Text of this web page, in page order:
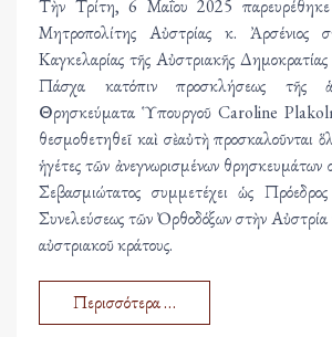
Τὴν Τρίτη, 6 Μαΐου 2025 παρευρέθηκε
Μητροπολίτης Αὐστρίας κ. Ἀρσένιος
Καγκελαρίας τῆς Αὐστριακῆς
Πάσχα κατόπιν προσκλήσεως τῆς
Θρησκεύματα Ὑπουργοῦ Caroline
θεσμοθετηθεῖ καὶ σὲ αὐτὴ προσκαλοῦνται
ἡγέτες τῶν ἀνεγνωρισμένων θρησκευμάτων
Σεβασμιώτατος συμμετέχει ὡς
Συνελεύσεως τῶν Ὀρθοδόξων στὴν Αὐστρία
αὐστριακοῦ κράτους.
Περισσότερα …